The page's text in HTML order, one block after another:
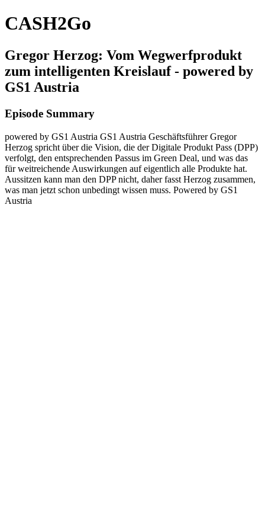
CASH2Go
Gregor Herzog: Vom Wegwerfprodukt
zum intelligenten Kreislauf - powered by
GS1 Austria
Episode Summary
powered by GS1 Austria GS1 Austria Geschäftsführer Gregor
Herzog spricht über die Vision, die der Digitale Produkt Pass (DPP)
verfolgt, den entsprechenden Passus im Green Deal, und was das
für weitreichende Auswirkungen auf eigentlich alle Produkte hat.
Aussitzen kann man den DPP nicht, daher fasst Herzog zusammen,
was man jetzt schon unbedingt wissen muss. Powered by GS1
Austria